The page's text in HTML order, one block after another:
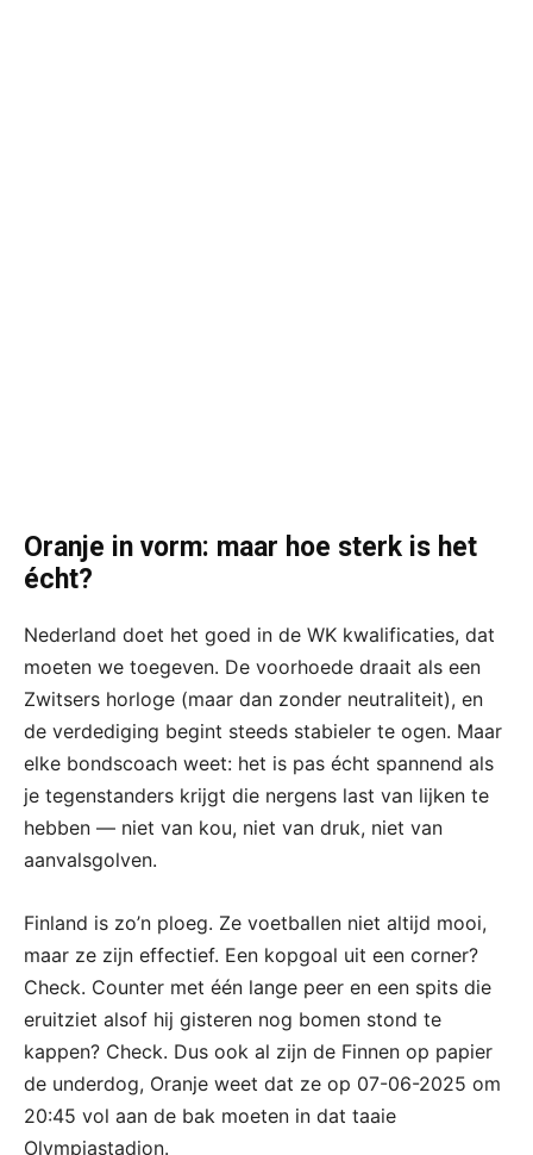
Oranje in vorm: maar hoe sterk is het
écht?
Nederland doet het goed in de WK kwalificaties, dat
moeten we toegeven. De voorhoede draait als een
Zwitsers horloge (maar dan zonder neutraliteit), en
de verdediging begint steeds stabieler te ogen. Maar
elke bondscoach weet: het is pas écht spannend als
je tegenstanders krijgt die nergens last van lijken te
hebben — niet van kou, niet van druk, niet van
aanvalsgolven.
Finland is zo’n ploeg. Ze voetballen niet altijd mooi,
maar ze zijn effectief. Een kopgoal uit een corner?
Check. Counter met één lange peer en een spits die
eruitziet alsof hij gisteren nog bomen stond te
kappen? Check. Dus ook al zijn de Finnen op papier
de underdog, Oranje weet dat ze op 07-06-2025 om
20:45 vol aan de bak moeten in dat taaie
Olympiastadion.